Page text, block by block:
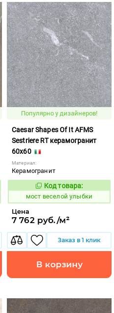
Популярно у дизайнеров!
Caesar Shapes Of It AFMS
Sestriere RT керамогранит
60x60
Материал:
Керамогранит
1016861
Код товара:
мост веселой улыбки
Цена
7 762 руб./м²
Заказ в 1 клик
В корзину